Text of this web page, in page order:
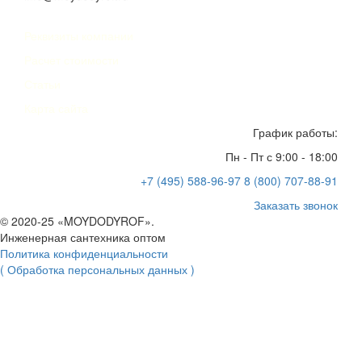
График работы:
Пн - Пт с 9:00 - 18:00
+7 (495) 588-96-97 8 (800) 707-88-91
Заказать звонок
© 2020-25 «MOYDODYROF».
Инженерная сантехника оптом
Политика конфиденциальности
( Обработка персональных данных )